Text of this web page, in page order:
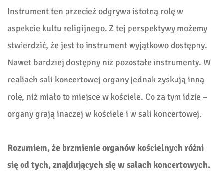
Instrument ten przecież odgrywa istotną rolę w
aspekcie kultu religijnego. Z tej perspektywy możemy
stwierdzić, że jest to instrument wyjątkowo dostępny.
Nawet bardziej dostępny niż pozostałe instrumenty. W
realiach sali koncertowej organy jednak zyskują inną
rolę, niż miało to miejsce w kościele. Co za tym idzie –
organy grają inaczej w kościele i w sali koncertowej.
Rozumiem, że brzmienie organów kościelnych różni
się od tych, znajdujących się w salach koncertowych.